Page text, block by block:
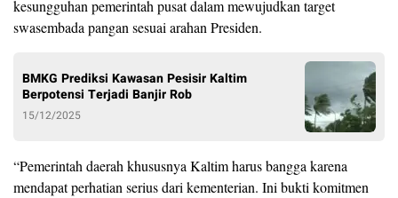
kesungguhan pemerintah pusat dalam mewujudkan target
swasembada pangan sesuai arahan Presiden.
BMKG Prediksi Kawasan Pesisir Kaltim
Berpotensi Terjadi Banjir Rob
15/12/2025
“Pemerintah daerah khususnya Kaltim harus bangga karena
mendapat perhatian serius dari kementerian. Ini bukti komitmen